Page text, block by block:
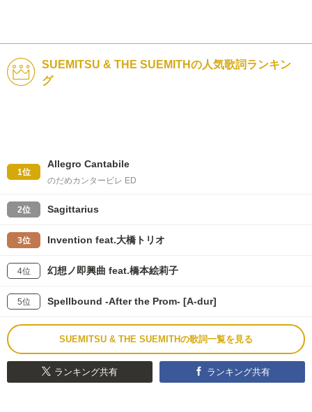
SUEMITSU & THE SUEMITHの人気歌詞ランキン
グ
1位
Allegro Cantabile
のだめカンタービレ ED
2位 Sagittarius
3位 Invention feat.大橋トリオ
4位 幻想ノ即興曲 feat.橋本絵莉子
5位 Spellbound -After the Prom- [A-dur]
SUEMITSU & THE SUEMITHの歌詞一覧を見る
ランキング共有 ランキング共有